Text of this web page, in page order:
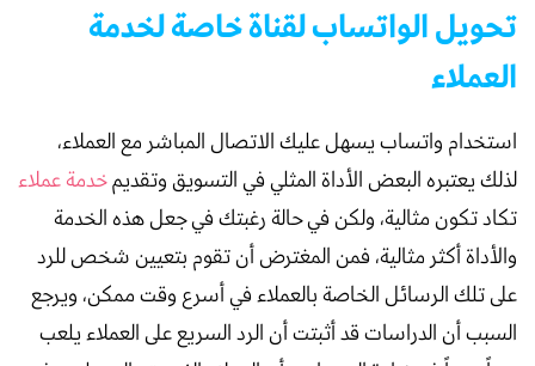
تحويل الواتساب لقناة خاصة لخدمة
العملاء
استخدام واتساب يسهل عليك الاتصال المباشر مع العملاء،
لذلك يعتبره البعض الأداة المثلي في التسويق وتقديمخدمة عملاء
تكاد تكون مثالية، ولكن في حالة رغبتك في جعل هذه الخدمة
والأداة أكثر مثالية، فمن المغترض أن تقوم بتعيين شخص للرد
على تلك الرسائل الخاصة بالعملاء في أسرع وقت ممكن، ويرجع
السبب أن الدراسات قد أثبتت أن الرد السريع على العملاء يلعب